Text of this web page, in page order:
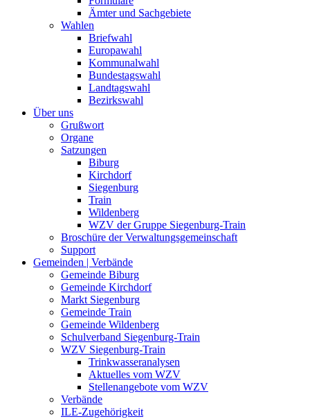
Ämter und Sachgebiete
Wahlen
Briefwahl
Europawahl
Kommunalwahl
Bundestagswahl
Landtagswahl
Bezirkswahl
Über uns
Grußwort
Organe
Satzungen
Biburg
Kirchdorf
Siegenburg
Train
Wildenberg
WZV der Gruppe Siegenburg-Train
Broschüre der Verwaltungsgemeinschaft
Support
Gemeinden | Verbände
Gemeinde Biburg
Gemeinde Kirchdorf
Markt Siegenburg
Gemeinde Train
Gemeinde Wildenberg
Schulverband Siegenburg-Train
WZV Siegenburg-Train
Trinkwasseranalysen
Aktuelles vom WZV
Stellenangebote vom WZV
Verbände
ILE-Zugehörigkeit